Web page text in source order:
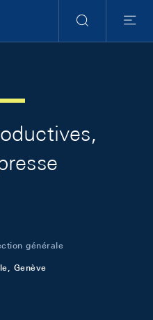
RechercheMenu
générale
Genève